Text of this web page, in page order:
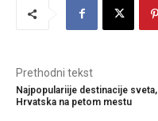
Prethodni tekst
Najpopulariije destinacije sveta,
Hrvatska na petom mestu